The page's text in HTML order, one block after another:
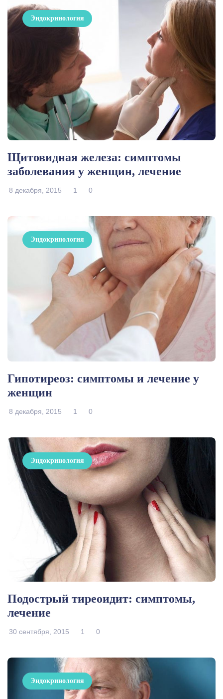
Эндокринология
Щитовидная железа: симптомы
заболевания у женщин, лечение
8 декабря, 2015 1 0
Эндокринология
Гипотиреоз: симптомы и лечение у
женщин
8 декабря, 2015 1 0
Эндокринология
Подострый тиреоидит: симптомы,
лечение
30 сентября, 2015 1 0
Эндокринология